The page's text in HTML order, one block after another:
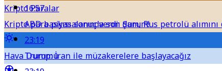
Kripto Paralar
Kripto para piyasalarında son durum!
Hava Durumu
16:57
ABD baskısı sonuç verdi: Şam, Rus petrolü
23:19
Trump: İran ile müzakerelere başlayacağız